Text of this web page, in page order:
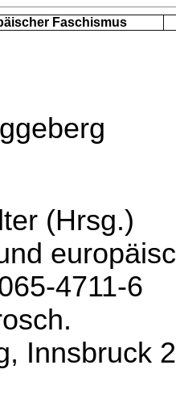
Faschismus
(Hrsg.)
4711-6
Innsbruck